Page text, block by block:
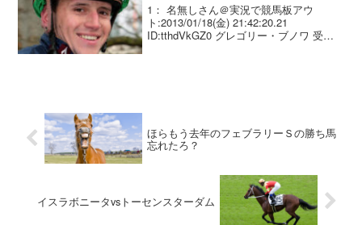
1： 名無しさん＠実況で競馬板アウ
ト:2013/01/18(金) 21:42:20.21
ID:tthdVkGZ0 グレゴリー・ブノワ 受け
ほらもう去年のフェブラリーＳの勝ち馬
忘れたろ？
イスラボニータvsトーセンスターダム